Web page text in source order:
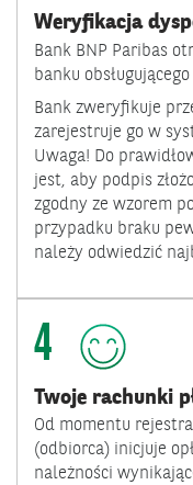
Weryfikacja
Bank BNP Paribas
banku
Bank zweryfikuje
zarejestruje go w
Uwaga! Do
jest, aby podpis
zgodny ze wzorem
przypadku braku
należy odwiedzić
4
Twoje rachunki
Od momentu
(odbiorca) inicjuje
należności